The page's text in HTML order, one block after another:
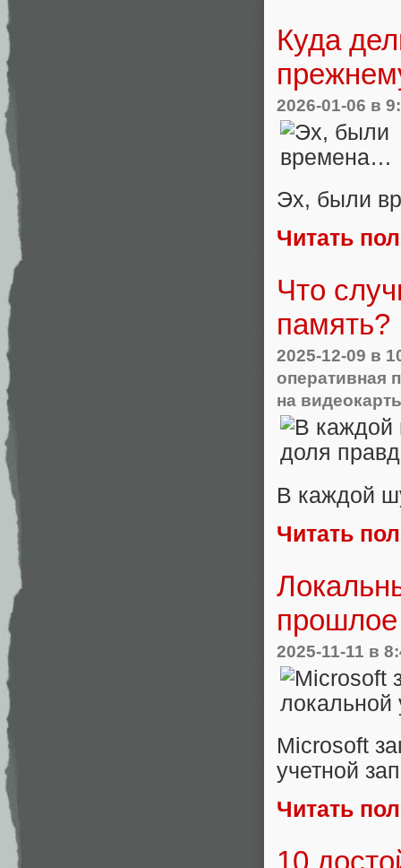
Куда
2026-01-06 в
Эх, были
Читать
Что
память?
2025-12-09 в
оперативная
на
В каждой
Читать
прошлое
2025-11-11 в
Microsoft
учетной
Читать